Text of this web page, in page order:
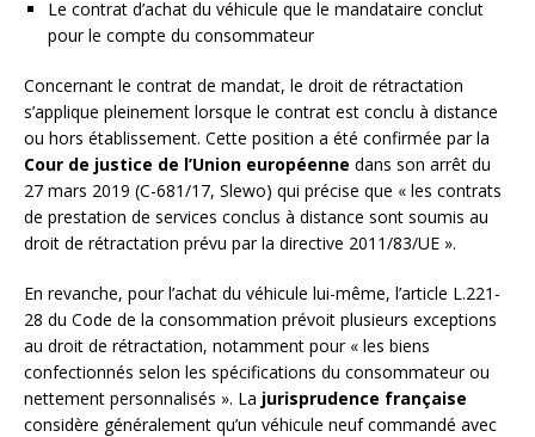
Le contrat d’achat du véhicule que le mandataire conclut
pour le compte du consommateur
Concernant le contrat de mandat, le droit de rétractation
s’applique pleinement lorsque le contrat est conclu à distance
ou hors établissement. Cette position a été confirmée par la
Cour de justice de l’Union européenne dans son arrêt du
27 mars 2019 (C-681/17, Slewo) qui précise que « les contrats
de prestation de services conclus à distance sont soumis au
droit de rétractation prévu par la directive 2011/83/UE ».
En revanche, pour l’achat du véhicule lui-même, l’article L.221-
28 du Code de la consommation prévoit plusieurs exceptions
au droit de rétractation, notamment pour « les biens
confectionnés selon les spécifications du consommateur ou
nettement personnalisés ». La jurisprudence française
considère généralement qu’un véhicule neuf commandé avec